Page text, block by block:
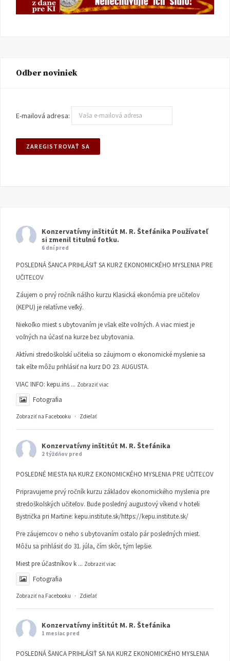
Odber noviniek
E-mailová adresa:
Konzervatívny inštitút M. R. Štefánika Používateľ
si zmenil titulnú fotku.
6 dní pred
POSLEDNÁ ŠANCA PRIHLÁSIŤ SA KURZ EKONOMICKÉHO MYSLENIA PRE
UČITEĽOV
Záujem o prvý ročník nášho kurzu Klasická ekonómia pre učiteľov
(KEPU) je relatívne veľký.
Niekoľko miest s ubytovaním je však ešte voľných. A viac miest je
voľných na účasť na kurze bez ubytovania.
Aktívni stredoškolskí učitelia so záujmom o ekonomické myslenie sa
tak ešte môžu prihlásiť na kurz DO 23. AUGUSTA.
VIAC INFO: kepu.ins ... Zobraziť viac
Fotografia
Zobraziť na Facebooku · Zdieľať
Konzervatívny inštitút M. R. Štefánika
2 týždňov pred
POSLEDNÉ MIESTA NA KURZ EKONOMICKÉHO MYSLENIA PRE UČITEĽOV
Pripravujeme prvý ročník kurzu základov ekonomického myslenia pre
stredoškolských učiteľov. Bude posledný augustový víkend v hoteli
Bystrička pri Martine: kepu.institute.sk/https://kepu.institute.sk/
Pre záujemcov o neho s ubytovaním ostalo pár posledných miest.
Môžu sa prihlásiť do 31. júla, čím skôr, tým lepšie.
Miest pre účastníkov k ... Zobraziť viac
Fotografia
Zobraziť na Facebooku · Zdieľať
Konzervatívny inštitút M. R. Štefánika
1 mesiac pred
POSLEDNÁ ŠANCA PRIHLÁSIŤ SA NA KURZ EKONOMICKÉHO MYSLENIA